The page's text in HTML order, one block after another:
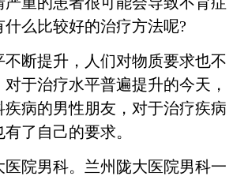
什么比较好的治疗方法呢?
提升，人们对物质要求也不
于治疗水平普遍提升的今天，
疾病的男性朋友，对于治疗疾病
了自己的要求。
男科。兰州陇大医院男科一